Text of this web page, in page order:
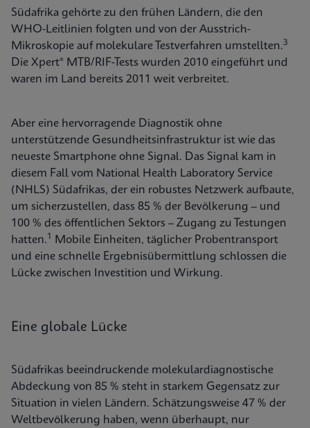
Südafrika gehörte zu den frühen Ländern, die den
WHO-Leitlinien folgten und von der Ausstrich-
Mikroskopie auf molekulare Testverfahren umstellten.3
Die Xpert® MTB/RIF-Tests wurden 2010 eingeführt und
waren im Land bereits 2011 weit verbreitet.
Aber eine hervorragende Diagnostik ohne
unterstützende Gesundheitsinfrastruktur ist wie das
neueste Smartphone ohne Signal. Das Signal kam in
diesem Fall vom National Health Laboratory Service
(NHLS) Südafrikas, der ein robustes Netzwerk aufbaute,
um sicherzustellen, dass 85 % der Bevölkerung – und
100 % des öffentlichen Sektors – Zugang zu Testungen
hatten.1
Mobile Einheiten, täglicher Probentransport
und eine schnelle Ergebnisübermittlung schlossen die
Lücke zwischen Investition und Wirkung.
Eine globale Lücke
Südafrikas beeindruckende molekulardiagnostische
Abdeckung von 85 % steht in starkem Gegensatz zur
Situation in vielen Ländern. Schätzungsweise 47 % der
Weltbevölkerung haben, wenn überhaupt, nur